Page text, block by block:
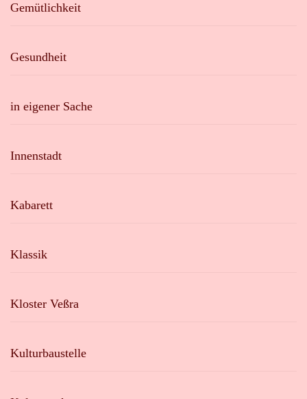
Gemütlichkeit
Gesundheit
in eigener Sache
Innenstadt
Kabarett
Klassik
Kloster Veßra
Kulturbaustelle